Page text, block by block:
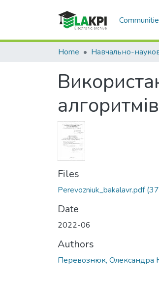
Home
Files
Perevozniuk_bakalavr.pdf
Date
2022-06
Authors
Перевознюк, Олександра